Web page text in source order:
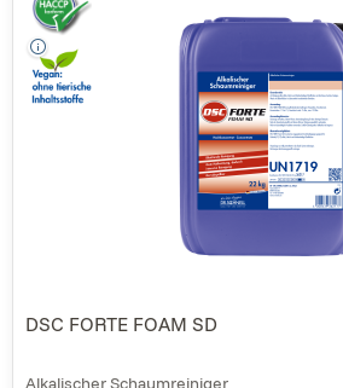
DSC FORTE FOAM SD
Alkalischer Schaumreiniger